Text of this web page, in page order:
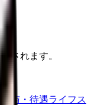
されます。
給与・待遇ライフス